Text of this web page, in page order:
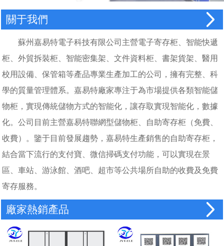
關于我們
蘇州嘉易特電子科技有限公司主營電子寄存柜、智能快遞
柜、外貿拆裝柜、智能密集架、文件資料柜、書架貨架、醫用
校用設備、保管箱等產品專業生產加工的公司，擁有完整、科
學的質量管理體系。嘉易特廠家專注于為市場提供各類智能儲
物柜，實現傳統儲物方式的智能化，讓存取實現智能化，數據
化。公司目前主營嘉易特聯網型儲物柜、自助寄存柜（免費、
收費）。鑒于目前發展趨勢，嘉易特生產銷售的自助寄存柜，
結合當下流行的支付寶、微信掃碼支付功能，可以實現在景
區、車站、游泳館、酒吧、超市等公共場所自助的收費及免費
寄存服務。
廠家熱銷產品